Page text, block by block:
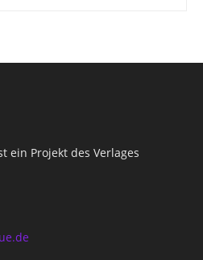
ein Projekt des Verlages